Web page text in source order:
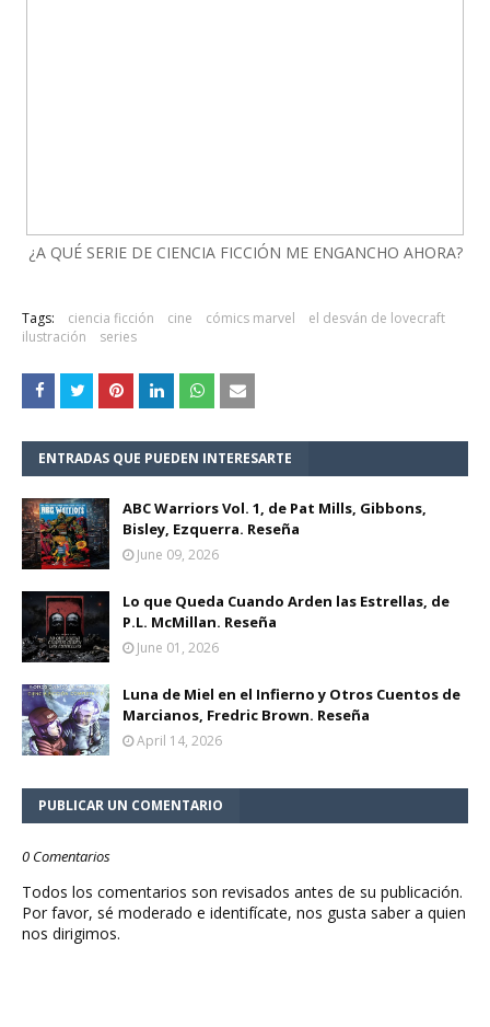
¿A QUÉ SERIE DE CIENCIA FICCIÓN ME ENGANCHO AHORA?
Tags: ciencia ficción cine cómics marvel
el desván de lovecraft
ilustración
series
ENTRADAS QUE PUEDEN INTERESARTE
ABC Warriors Vol. 1, de Pat Mills, Gibbons,
Bisley, Ezquerra. Reseña
June 09, 2026
Lo que Queda Cuando Arden las Estrellas, de
P.L. McMillan. Reseña
June 01, 2026
Luna de Miel en el Infierno y Otros Cuentos de
Marcianos, Fredric Brown. Reseña
April 14, 2026
PUBLICAR UN COMENTARIO
0 Comentarios
Todos los comentarios son revisados antes de su publicación.
Por favor, sé moderado e identifícate, nos gusta saber a quien
nos dirigimos.